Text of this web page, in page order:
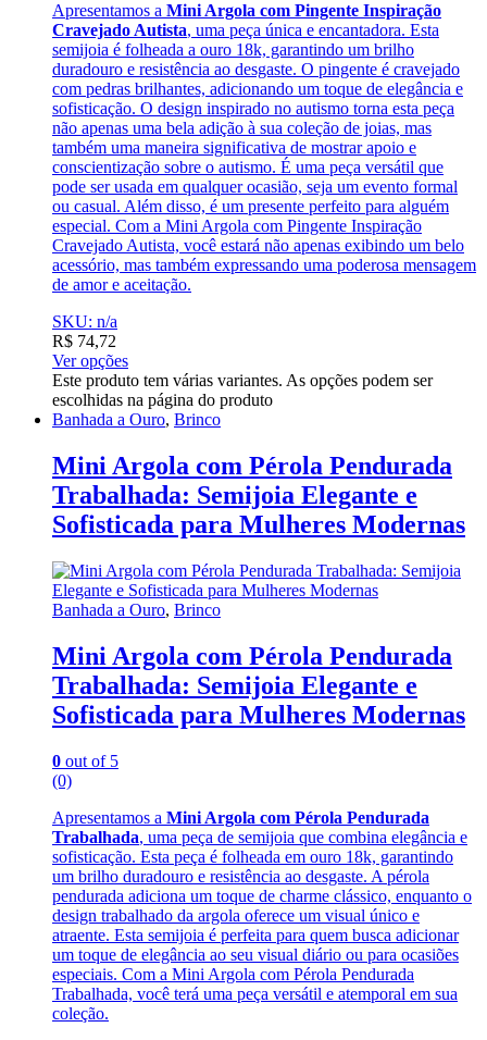
Apresentamos a Mini Argola com Pingente Inspiração
Cravejado Autista, uma peça única e encantadora. Esta
semijoia é folheada a ouro 18k, garantindo um brilho
duradouro e resistência ao desgaste. O pingente é cravejado
com pedras brilhantes, adicionando um toque de elegância e
sofisticação. O design inspirado no autismo torna esta peça
não apenas uma bela adição à sua coleção de joias, mas
também uma maneira significativa de mostrar apoio e
conscientização sobre o autismo. É uma peça versátil que
pode ser usada em qualquer ocasião, seja um evento formal
ou casual. Além disso, é um presente perfeito para alguém
especial. Com a Mini Argola com Pingente Inspiração
Cravejado Autista, você estará não apenas exibindo um belo
acessório, mas também expressando uma poderosa mensagem
de amor e aceitação.
SKU: n/a
R$ 74,72
Ver opções
Este produto tem várias variantes. As opções podem ser
escolhidas na página do produto
Banhada a Ouro, Brinco
Mini Argola com Pérola Pendurada
Trabalhada: Semijoia Elegante e
Sofisticada para Mulheres Modernas
Banhada a Ouro, Brinco
Mini Argola com Pérola Pendurada
Trabalhada: Semijoia Elegante e
Sofisticada para Mulheres Modernas
0 out of 5
(0)
Apresentamos a Mini Argola com Pérola Pendurada
Trabalhada, uma peça de semijoia que combina elegância e
sofisticação. Esta peça é folheada em ouro 18k, garantindo
um brilho duradouro e resistência ao desgaste. A pérola
pendurada adiciona um toque de charme clássico, enquanto o
design trabalhado da argola oferece um visual único e
atraente. Esta semijoia é perfeita para quem busca adicionar
um toque de elegância ao seu visual diário ou para ocasiões
especiais. Com a Mini Argola com Pérola Pendurada
Trabalhada, você terá uma peça versátil e atemporal em sua
coleção.